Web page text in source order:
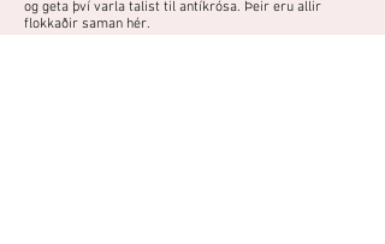
og geta því varla talist til antíkrósa. Þeir eru allir
flokkaðir saman hér.